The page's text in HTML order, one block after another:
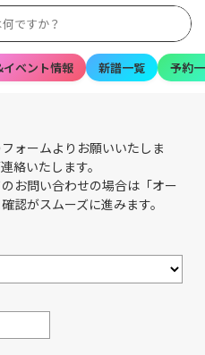
ベント情報 新譜一覧 予約
ォームよりお願いいたしま
絡いたします。
お問い合わせの場合は「オー
認がスムーズに進みます。